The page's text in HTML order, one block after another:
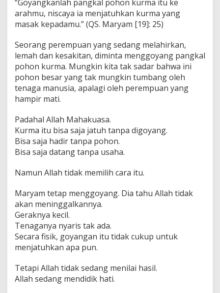
“Goyangkanlah pangkal pohon kurma itu ke
arahmu, niscaya ia menjatuhkan kurma yang
masak kepadamu.” (QS. Maryam [19]: 25)
Seorang perempuan yang sedang melahirkan,
lemah dan kesakitan, diminta menggoyang pangkal
pohon kurma. Mungkin kita tak sadar bahwa ini
pohon besar yang tak mungkin tumbang oleh
tenaga manusia, apalagi oleh perempuan yang
hampir mati.
‏Padahal Allah Mahakuasa.
‏Kurma itu bisa saja jatuh tanpa digoyang.
‏Bisa saja hadir tanpa pohon.
‏Bisa saja datang tanpa usaha.
‏Namun Allah tidak memilih cara itu.
akan meninggalkannya.
‏Geraknya kecil.
‏Tenaganya nyaris tak ada.
menjatuhkan apa pun.
‏Tetapi Allah tidak sedang menilai hasil.
‏Allah sedang mendidik hati.